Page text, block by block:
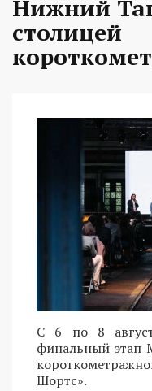
Нижний
столицей
С 6 по 8
финальный этап
Шортс».